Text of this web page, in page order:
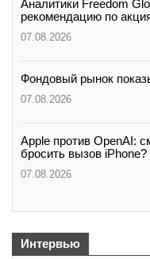
Аналитики Freedom
рекомендацию по
07.08.2026
Фондовый рынок
07.08.2026
Apple против OpenAI:
бросить вызов iPhone?
07.08.2026
Интервью